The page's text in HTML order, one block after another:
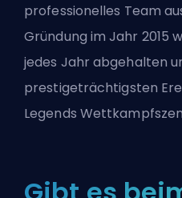
professionelles Team
Gründung im Jahr 2015
jedes Jahr abgehalten
prestigeträchtigsten
Legends